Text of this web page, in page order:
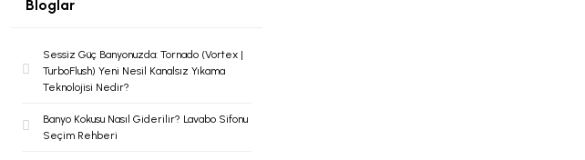
Bloglar
Sessiz Güç Banyonuzda: Tornado (Vortex |
TurboFlush) Yeni Nesil Kanalsız Yıkama
Teknolojisi Nedir?
Banyo Kokusu Nasıl Giderilir? Lavabo Sifonu
Seçim Rehberi
Şok Duşlar
Spa Sauna Sistemler
Tezgah